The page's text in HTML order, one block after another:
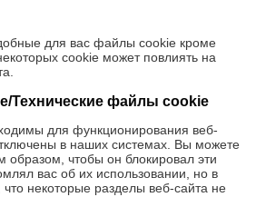
для вас файлы cookie кроме
cookie может повлиять на
Технические файлы cookie
для функционирования веб-
в наших системах. Вы можете
образом, чтобы он блокировал эти
вас об их использовании, но в
некоторые разделы веб-сайта не